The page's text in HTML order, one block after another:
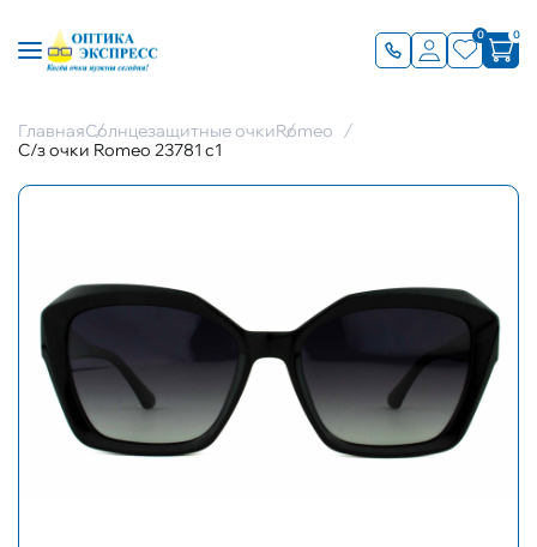
0 0
ГлавнаяСолнцезащитные очкиRomeo
С/з очки Romeo 23781 с1